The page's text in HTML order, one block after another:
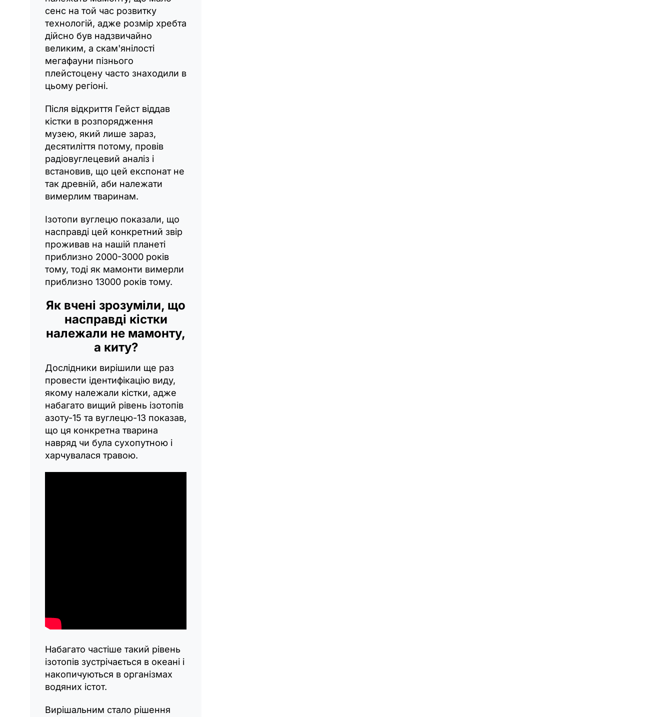
сенс на той час розвитку
технологій, адже розмір хребта
дійсно був надзвичайно
великим, а скам'янілості
мегафауни пізнього
плейстоцену часто знаходили в
цьому регіоні.
Після відкриття Гейст віддав
кістки в розпорядження
музею, який лише зараз,
десятиліття потому, провів
радіовуглецевий аналіз і
встановив, що цей експонат не
так древній, аби належати
вимерлим тваринам.
Ізотопи вуглецю показали, що
насправді цей конкретний звір
проживав на нашій планеті
приблизно 2000-3000 років
тому, тоді як мамонти вимерли
приблизно 13000 років тому.
Як вчені зрозуміли, що
насправді кістки
належали не мамонту,
а киту?
Дослідники вирішили ще раз
провести ідентифікацію виду,
якому належали кістки, адже
набагато вищий рівень ізотопів
азоту-15 та вуглецю-13 показав,
що ця конкретна тварина
навряд чи була сухопутною і
харчувалася травою.
Набагато частіше такий рівень
ізотопів зустрічається в океані і
накопичуються в організмах
водяних істот.
Вирішальним стало рішення